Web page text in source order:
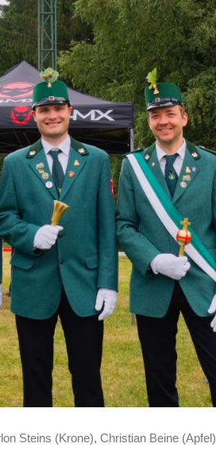
Steins (Krone), Christian Beine (Apfel)